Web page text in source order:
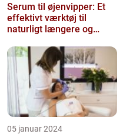
Serum til øjenvipper: Et
effektivt værktøj til
naturligt længere og
05 januar 2024